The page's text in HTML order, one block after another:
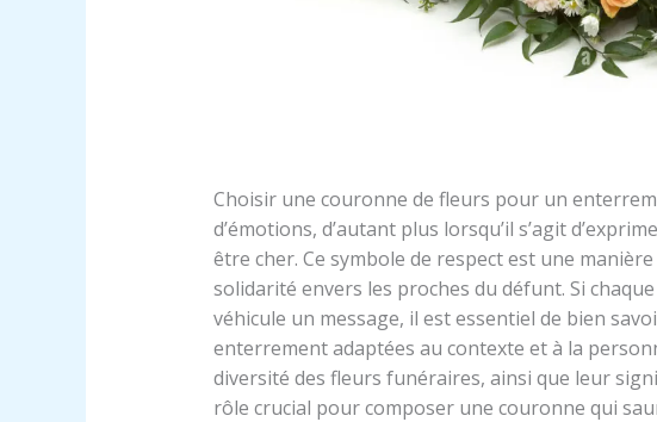
Choisir une couronne de fleurs pour un
d’émotions, d’autant plus lorsqu’il s’agit
être cher. Ce symbole de respect est une
solidarité envers les proches du défunt. Si
véhicule un message, il est essentiel de bien
enterrement adaptées au contexte et à la
diversité des fleurs funéraires, ainsi que leur
rôle crucial pour composer une couronne qui